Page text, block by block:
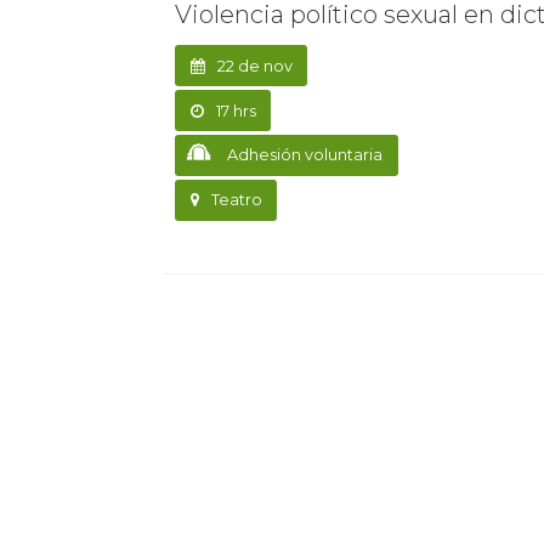
Violencia político sexual en
22 de nov
17 hrs
Adhesión voluntaria
Teatro